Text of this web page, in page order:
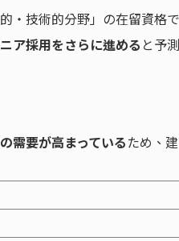
・技術的分野」の在留資格
ア採用をさらに進める と予
需要が高まっているため、